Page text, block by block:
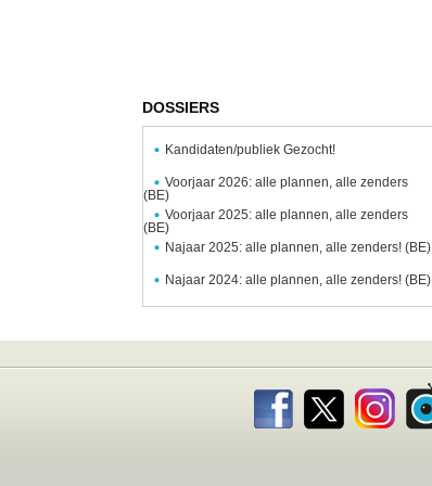
DOSSIERS
Kandidaten/publiek Gezocht!
Voorjaar 2026: alle plannen, alle zenders
(BE)
Voorjaar 2025: alle plannen, alle zenders
(BE)
Najaar 2025: alle plannen, alle zenders! (BE)
Najaar 2024: alle plannen, alle zenders! (BE)